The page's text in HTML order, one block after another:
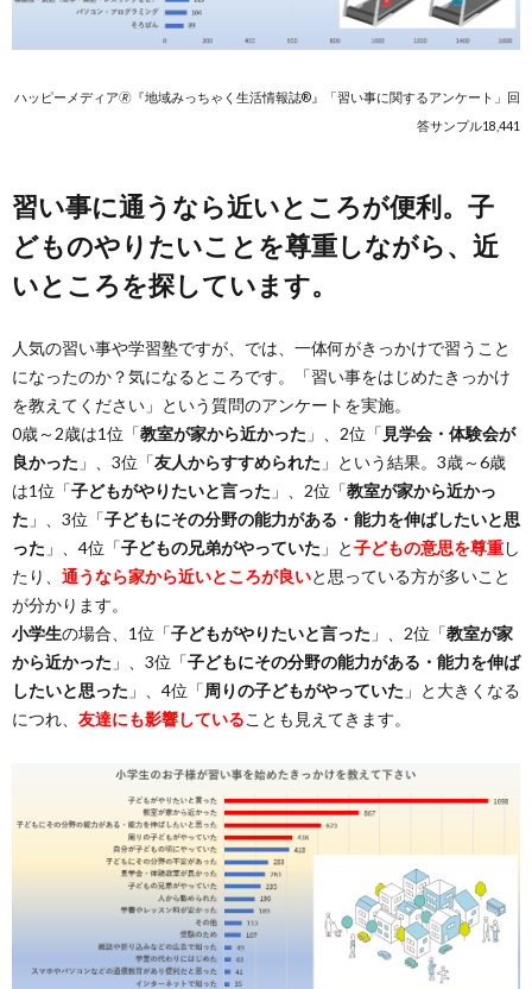
ハッピーメディア🄬『地域みっちゃく生活情報誌®』「習い事に関するアンケート」回
答サンプル18,441
習い事に通うなら近いところが便利。子
どものやりたいことを尊重しながら、近
いところを探しています。
人気の習い事や学習塾ですが、では、一体何がきっかけで習うこと
になったのか？気になるところです。「習い事をはじめたきっかけ
を教えてください」という質問のアンケートを実施。
0歳～2歳は1位「教室が家から近かった 」、2位「 見学会・体験会が
良かった 」、3位「友人からすすめられた 」という結果。3歳～6歳
は1位「子どもがやりたいと言った 」、2位「教室が家から近かっ
た 」、3位「子どもにその分野の能力がある・能力を伸ばしたいと思
った 」、4位「子どもの兄弟がやっていた 」と子どもの意思を尊重し
たり、 通うなら家から近いところが良いと思っている方が多いこと
が分かります。
小学生の場合、1位「子どもがやりたいと言った 」、2位「教室が家
から近かった 」、3位「子どもにその分野の能力がある・能力を伸ば
したいと思った 」、4位「周りの子どもがやっていた 」と大きくなる
につれ、 友達にも影響していることも見えてきます。